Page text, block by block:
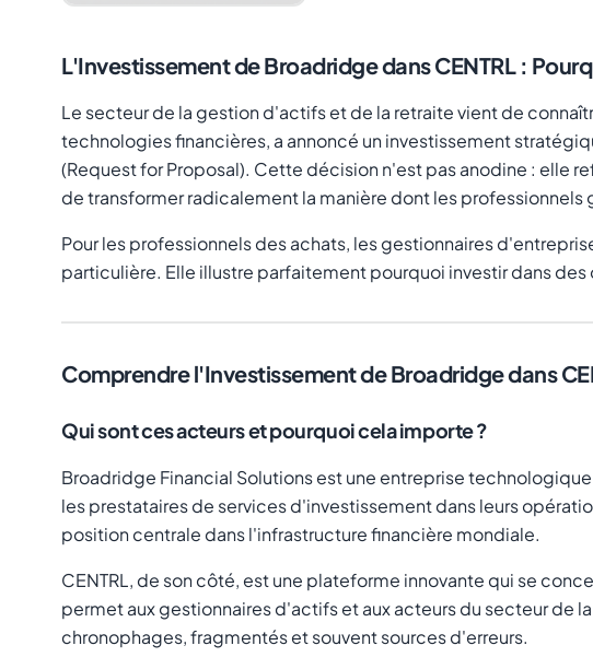
L'Investissement de Broadridge dans CENTRL :
Le secteur de la gestion d'actifs et de la retraite vient de
technologies financières, a annoncé un investissement
(Request for Proposal). Cette décision n'est pas anodine : elle
de transformer radicalement la manière dont les
Pour les professionnels des achats, les gestionnaires
particulière. Elle illustre parfaitement pourquoi investir dans
Comprendre l'Investissement de Broadridge dans
Qui sont ces acteurs et pourquoi cela importe ?
Broadridge Financial Solutions est une entreprise
les prestataires de services d'investissement dans leurs
position centrale dans l'infrastructure financière mondiale.
CENTRL, de son côté, est une plateforme innovante qui se
permet aux gestionnaires d'actifs et aux acteurs du secteur de
chronophages, fragmentés et souvent sources d'erreurs.